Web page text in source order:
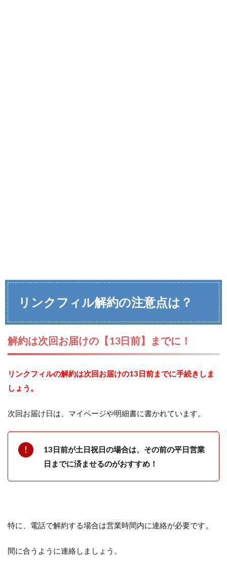
リンクフィル解約の注意点は？
解約は次回お届けの【13日前】までに！
リンクフィルの解約は次回お届けの13日前までに手続きしま
しょう。
次回お届け日は、マイページや明細書に書かれています。
13日前が土日祝日の場合は、その前の平日営業
日までに済ませるのがおすすめ！
特に、電話で解約する場合は営業時間内に連絡が必要です。
間に合うように連絡しましょう。